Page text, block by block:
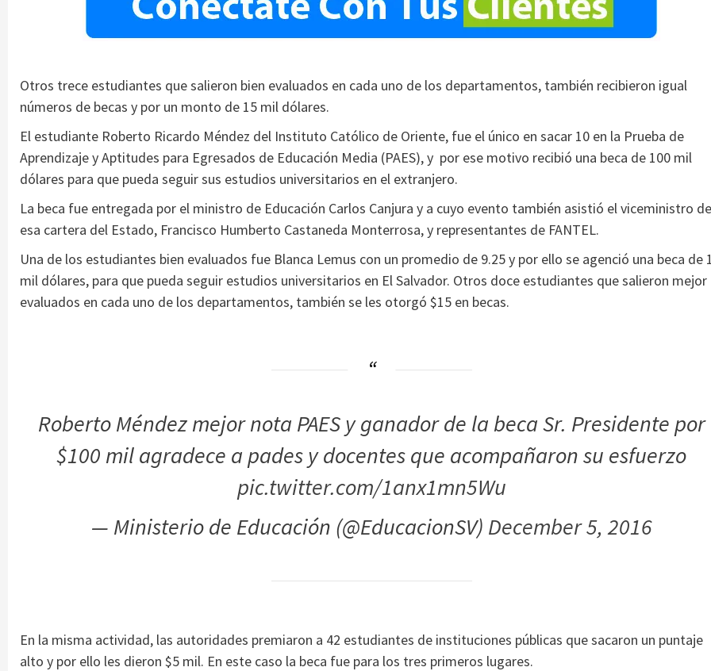
Otros trece estudiantes que salieron bien evaluados en cada uno de los departamentos, también recibieron igual
números de becas y por un monto de 15 mil dólares.
El estudiante Roberto Ricardo Méndez del Instituto Católico de Oriente, fue el único en sacar 10 en la Prueba de
Aprendizaje y Aptitudes para Egresados de Educación Media (PAES), y por ese motivo recibió una beca de 100 mil
dólares para que pueda seguir sus estudios universitarios en el extranjero.
La beca fue entregada por el ministro de Educación Carlos Canjura y a cuyo evento también asistió el viceministro de
esa cartera del Estado, Francisco Humberto Castaneda Monterrosa, y representantes de FANTEL.
Una de los estudiantes bien evaluados fue Blanca Lemus con un promedio de 9.25 y por ello se agenció una beca de
mil dólares, para que pueda seguir estudios universitarios en El Salvador. Otros doce estudiantes que salieron mejor
evaluados en cada uno de los departamentos, también se les otorgó $15 en becas.
Roberto Méndez mejor nota PAES y ganador de la beca Sr. Presidente por
$100 mil agradece a pades y docentes que acompañaron su esfuerzo
pic.twitter.com/1anx1mn5Wu
— Ministerio de Educación (@EducacionSV) December 5, 2016
En la misma actividad, las autoridades premiaron a 42 estudiantes de instituciones públicas que sacaron un puntaje
alto y por ello les dieron $5 mil. En este caso la beca fue para los tres primeros lugares.